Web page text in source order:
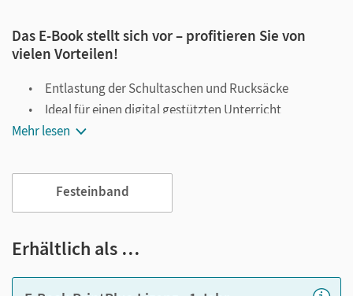
Das E-Book stellt sich vor – profitieren Sie von
vielen Vorteilen!
Entlastung der Schultaschen und Rucksäcke
Ideal für einen digital gestützten Unterricht
Notiz- und Markierungsmöglichkeit
Viele digitale Funktionen unterstützen das Lehren und
Lernen:
Notizen erstellen
Mehr lesen
Festeinband
Erhältlich als …